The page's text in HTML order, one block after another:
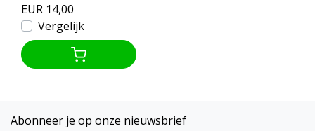
EUR 14,00
Vergelijk
Abonneer je op onze nieuwsbrief